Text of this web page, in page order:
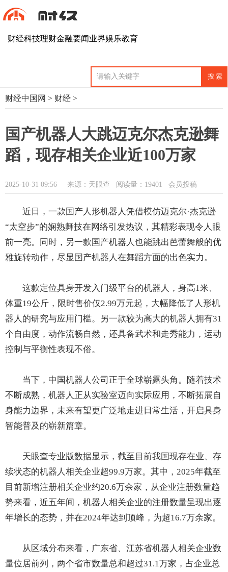
财经科技理财金融要闻业界娱乐教育
财经中国网 > 财经 >
国产机器人大跳迈克尔杰克逊舞
蹈，现存相关企业近100万家
2025-10-31 09:56 来源：天眼查 阅读量：19401 会员投稿
近日，一款国产人形机器人凭借模仿迈克尔·杰克逊
“太空步”的娴熟舞技在网络引发热议，其精彩表现令人眼
前一亮。同时，另一款国产机器人也能跳出芭蕾舞般的优
雅旋转动作，尽显国产机器人在舞蹈方面的出色实力。
这款定位具身开发入门级平台的机器人，身高1米、
体重19公斤，限时售价仅2.99万元起，大幅降低了人形机
器人的研究与应用门槛。另一款较为高大的机器人拥有31
个自由度，动作流畅自然，还具备武术和走秀能力，运动
控制与平衡性表现不俗。
当下，中国机器人公司正于全球崭露头角。随着技术
不断成熟，机器人正从实验室迈向实际应用，不断拓展自
身能力边界，未来有望更广泛地走进日常生活，开启具身
智能普及的崭新篇章。
天眼查专业版数据显示，截至目前我国现存在业、存
续状态的机器人相关企业超99.9万家。其中，2025年截至
目前新增注册相关企业约20.6万余家，从企业注册数量趋
势来看，近五年间，机器人相关企业的注册数量呈现出逐
年增长的态势，并在2024年达到顶峰，为超16.7万余家。
从区域分布来看，广东省、江苏省机器人相关企业数
量位居前列，两个省市数量总和超过31.1万家，占企业总